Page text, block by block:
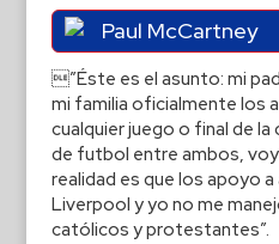
Paul McCartney
”Éste es el asunto: mi
mi familia oficialmente los
cualquier juego o final de la
de futbol entre ambos,
realidad es que los apoyo
Liverpool y yo no me
católicos y protestantes”.